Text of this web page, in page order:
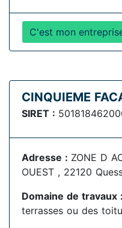
C'est mon
CINQUIEME
SIRET :
Adresse : ZONE D
OUEST , 22120
Domaine de travaux :
terrasses ou des